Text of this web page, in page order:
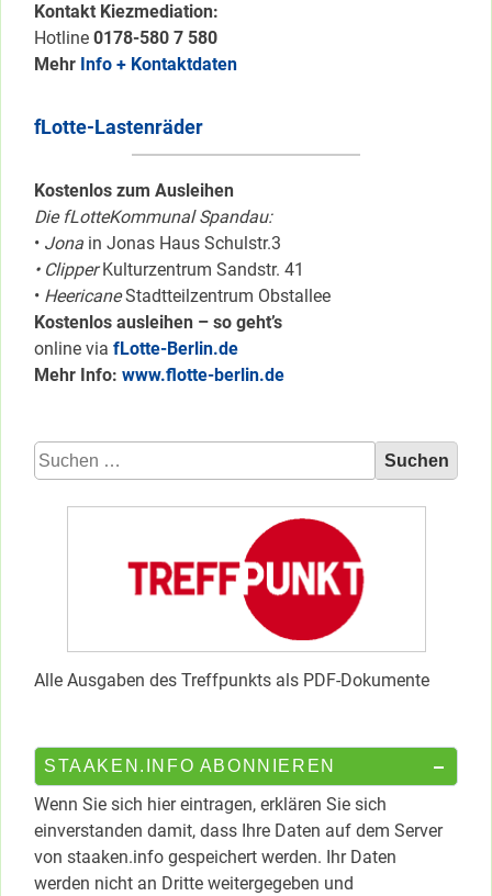
Kontakt Kiezmediation:
Hotline 0178-580 7 580
Mehr Info + Kontaktdaten
fLotte-Lastenräder
Kostenlos zum Ausleihen
Die fLotteKommunal Spandau:
• Jona in Jonas Haus Schulstr.3
• ClipperKulturzentrum Sandstr. 41
• HeericaneStadtteilzentrum Obstallee
Kostenlos ausleihen – so geht’s
online via fLotte-Berlin.de
Mehr Info: www.flotte-berlin.de
Suchen
nach:
Alle Ausgaben des Treffpunkts als PDF-Dokumente
STAAKEN.INFO ABONNIEREN
Wenn Sie sich hier eintragen, erklären Sie sich
einverstanden damit, dass Ihre Daten auf dem Server
von staaken.info gespeichert werden. Ihr Daten
werden nicht an Dritte weitergegeben und